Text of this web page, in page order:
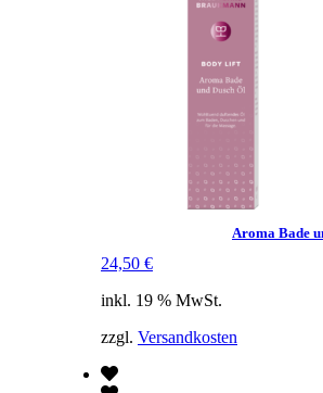
Aroma Bade
24,50 €
inkl. 19 % MwSt.
zzgl. Versandkosten